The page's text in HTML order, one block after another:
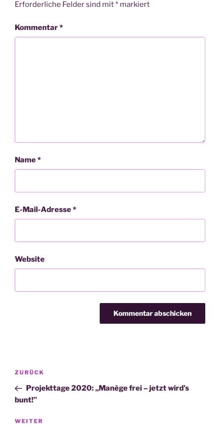
Erforderliche Felder sind mit* markiert
Kommentar*
Name*
E-Mail-Adresse*
Website
Beitragsnavigation
Vorheriger
Beitrag
ZURÜCK
Projekttage 2020: „Manège frei – jetzt wird’s
bunt!”
Nächster
WEITER